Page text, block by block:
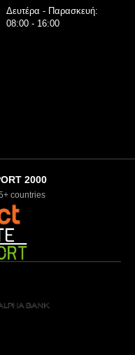
Δευτέρα - Παρασκευή:
08:00 - 16:00
2000
countries